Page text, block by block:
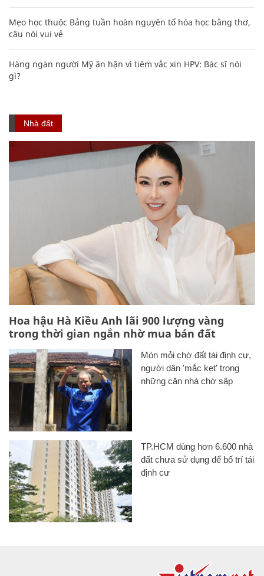
Mẹo học thuộc Bảng tuần hoàn nguyên tố hóa học bằng thơ,
câu nói vui vẻ
Hàng ngàn người Mỹ ân hận vì tiêm vắc xin HPV: Bác sĩ nói
gì?
Nhà đất
Hoa hậu Hà Kiều Anh lãi 900 lượng vàng
trong thời gian ngắn nhờ mua bán đất
Mòn mỏi chờ đất tái định cư,
người dân 'mắc kẹt' trong
những căn nhà chờ sập
TP.HCM dùng hơn 6.600 nhà
đất chưa sử dụng để bố trí tái
định cư